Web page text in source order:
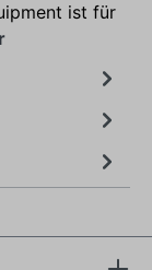
ist für